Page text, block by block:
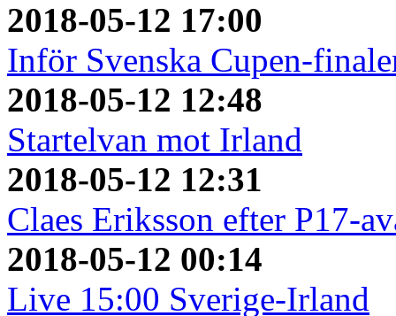
2018-05-12 17:00
Inför Svenska Cupen-
2018-05-12 12:48
Startelvan mot Irland
2018-05-12 12:31
Claes Eriksson efter P17-
2018-05-12 00:14
Live 15:00 Sverige-Irland